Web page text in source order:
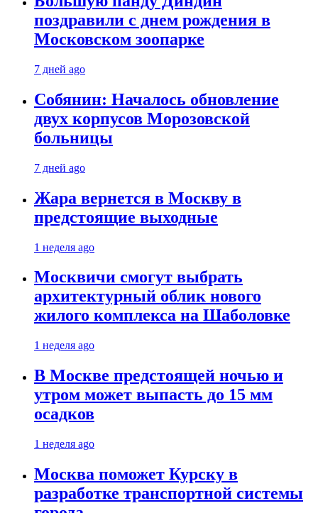
поздравили с днем рождения в
Московском зоопарке
7 дней ago
Собянин: Началось обновление
двух корпусов Морозовской
больницы
7 дней ago
Жара вернется в Москву в
предстоящие выходные
1 неделя ago
Москвичи смогут выбрать
архитектурный облик нового
жилого комплекса на Шаболовке
1 неделя ago
В Москве предстоящей ночью и
утром может выпасть до 15 мм
осадков
1 неделя ago
Москва поможет Курску в
разработке транспортной системы